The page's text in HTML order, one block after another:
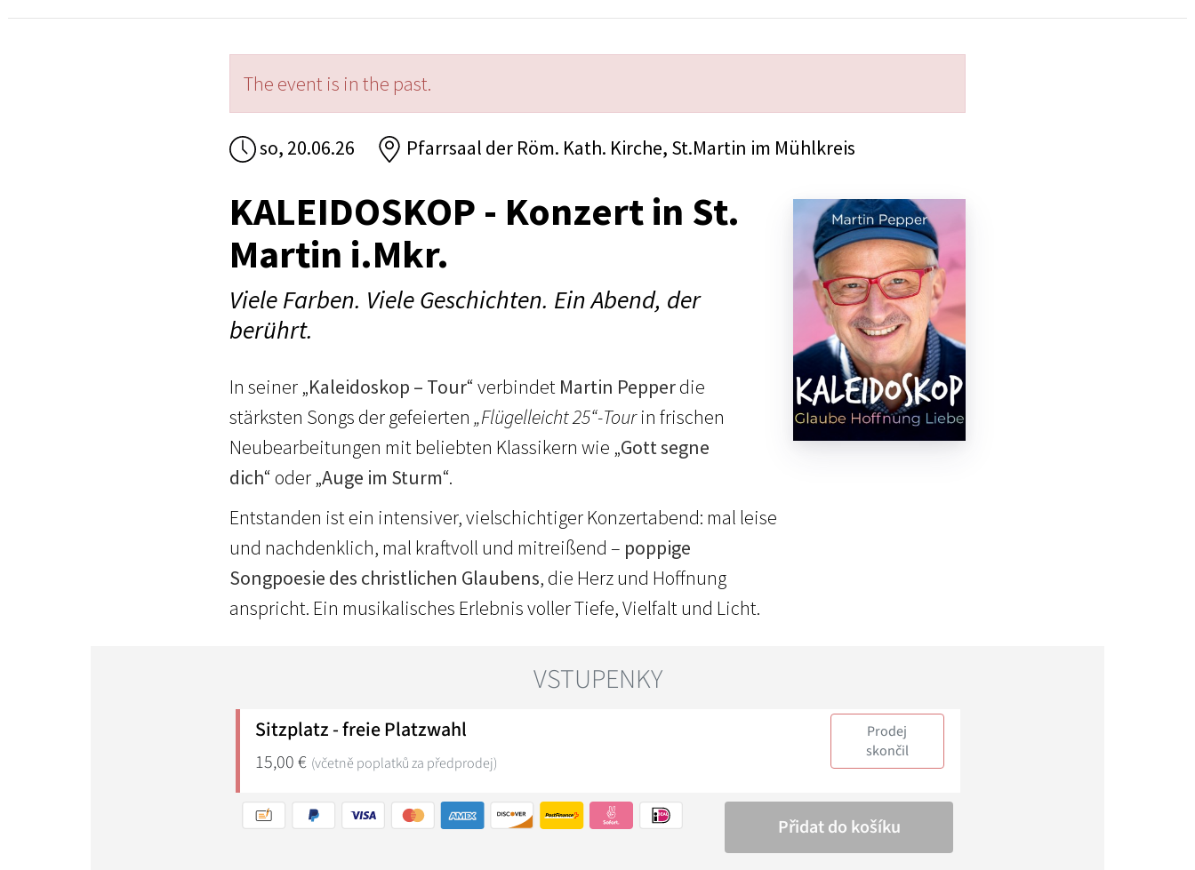
The event is in the past.
so, 20.06.26 Pfarrsaal der Röm. Kath. Kirche, St.Martin im Mühlkreis
KALEIDOSKOP - Konzert in St.
Martin i.Mkr.
Viele Farben. Viele Geschichten. Ein Abend, der
berührt.
In seiner „Kaleidoskop – Tour“ verbindet Martin Pepperdie
stärksten Songs der gefeierten„Flügelleicht 25“-Tourin frischen
Neubearbeitungen mit beliebten Klassikern wie „Gott segne
dich“ oder „Auge im Sturm“.
Entstanden ist ein intensiver, vielschichtiger Konzertabend: mal leise
und nachdenklich, mal kraftvoll und mitreißend – poppige
Songpoesie des christlichen Glaubens, die Herz und Hoffnung
anspricht. Ein musikalisches Erlebnis voller Tiefe, Vielfalt und Licht.